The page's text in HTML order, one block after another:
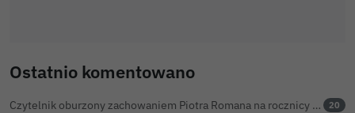
Ostatnio komentowano
Czytelnik oburzony zachowaniem Piotra Romana na rocznicy prezydentury Karola Nawrockiego. Obejrzeliśmy nagranie 20